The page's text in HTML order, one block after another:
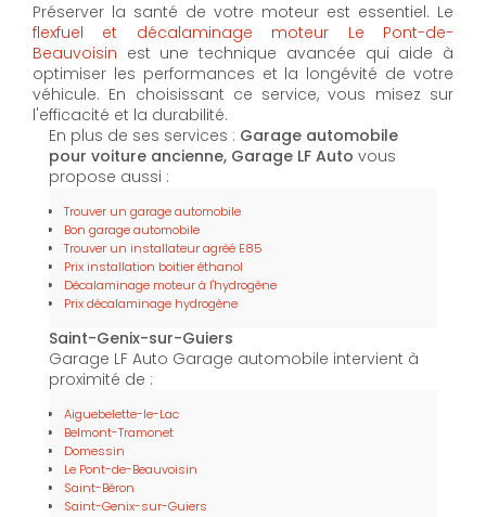
Préserver la santé de votre moteur est essentiel. Le
flexfuel et décalaminage moteur Le Pont-de-
Beauvoisin est une technique avancée qui aide à
optimiser les performances et la longévité de votre
véhicule. En choisissant ce service, vous misez sur
l'efficacité et la durabilité.
En plus de ses services : Garage automobile
pour voiture ancienne, Garage LF Auto vous
propose aussi :
Trouver un garage automobile
Bon garage automobile
Trouver un installateur agréé E85
Prix installation boitier éthanol
Décalaminage moteur à l'hydrogène
Prix décalaminage hydrogène
Saint-Genix-sur-Guiers
Garage LF Auto Garage automobile intervient à
proximité de :
Aiguebelette-le-Lac
Belmont-Tramonet
Domessin
Le Pont-de-Beauvoisin
Saint-Béron
Saint-Genix-sur-Guiers